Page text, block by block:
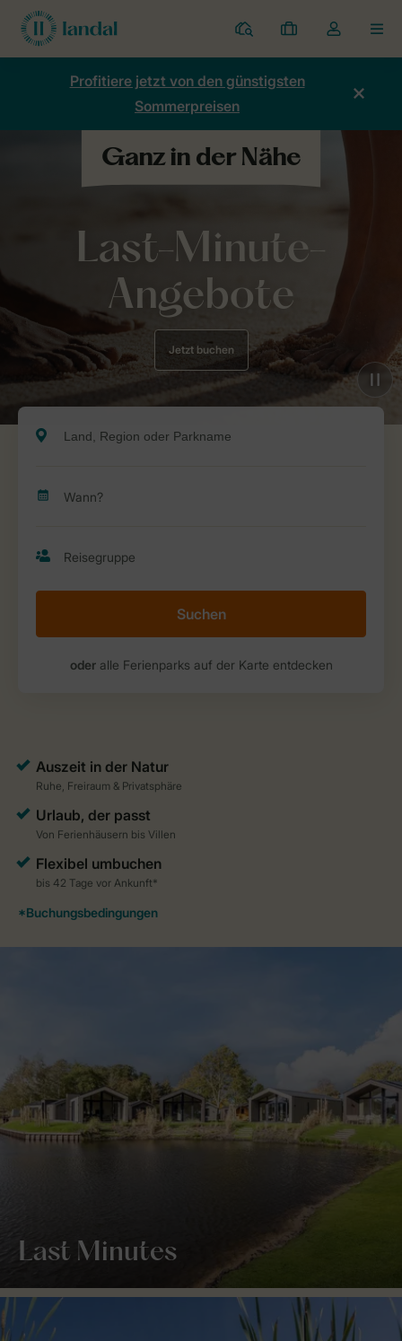
Ferienparks
Meine
Buchungen
Dropdown-
Menü
Kontos
Profitiere jetzt von den günstigsten
Sommerpreisen
Last-Minute-
Angebote
Jetzt buchen
Suchen
oderalle Ferienparks auf der Karte entdecken
Last Minutes